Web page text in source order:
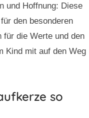
und Hoffnung: Diese
den besonderen
für die Werte und den
Kind mit auf den Weg
so